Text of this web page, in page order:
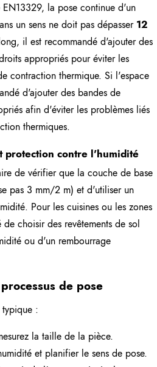
la pose continue d'un
un sens ne doit pas dépasser 12
il est recommandé d'ajouter des
appropriés pour éviter les
contraction thermique. Si l'espace
d'ajouter des bandes de
afin d'éviter les problèmes liés
thermiques.
contre l'humidité
de vérifier que la couche de base
pas 3 mm/2 m) et d'utiliser un
Pour les cuisines ou les zones
choisir des revêtements de sol
ou d'un rembourrage
de pose
:
la taille de la pièce.
et planifier le sens de pose.